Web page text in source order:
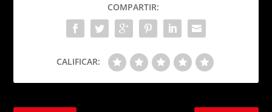
COMPARTIR:
CALIFICAR: